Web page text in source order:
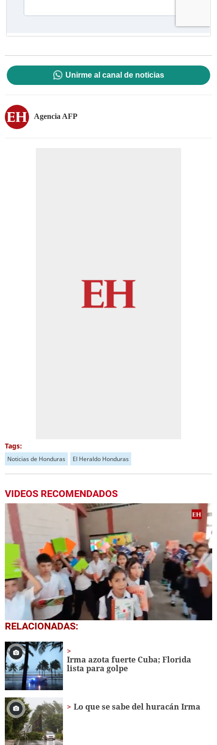
Unirme al canal de noticias
Agencia AFP
Tags:
Noticias de Honduras El Heraldo Honduras
VIDEOS RECOMENDADOS
0
seconds
1
minute,
56
seconds
RELACIONADAS:
Irma azota fuerte Cuba; Florida
lista para golpe
Lo que se sabe del huracán Irma